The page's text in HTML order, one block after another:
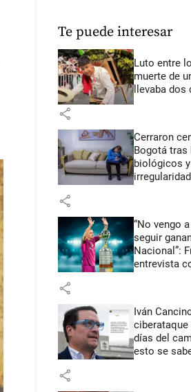
Te puede interesar
Luto entre
muerte de
llevaba
share
Cerraron
Bogotá tras
biológicos
share
“No vengo
seguir
Nacional”:
entrevista
share
Iván
días del
esto se
share